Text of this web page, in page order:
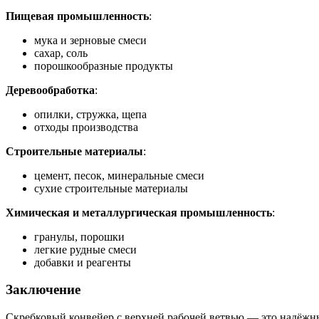
Пищевая промышленность:
мука и зерновые смеси
сахар, соль
порошкообразные продукты
Деревообработка:
опилки, стружка, щепа
отходы производства
Строительные материалы:
цемент, песок, минеральные смеси
сухие строительные материалы
Химическая и металлургическая промышленность:
гранулы, порошки
легкие рудные смеси
добавки и реагенты
Заключение